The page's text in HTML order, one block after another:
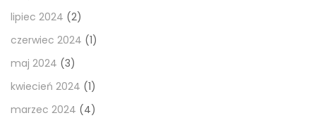
lipiec 2024 (2)
czerwiec 2024 (1)
maj 2024 (3)
kwiecień 2024 (1)
marzec 2024 (4)